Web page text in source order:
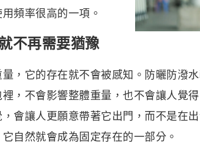
頻率很高的一項。
不再需要猶豫
，它的存在就不會被感知。防曬防潑
，不會影響整體重量，也不會讓人覺
會讓人更願意帶著它出門，而不是在
自然就會成為固定存在的一部分。